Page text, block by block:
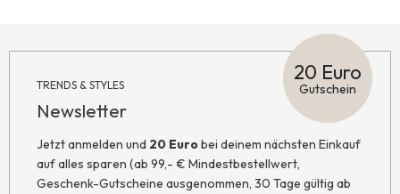
TRENDS & STYLES
Newsletter
20 Euro
Gutschein
Jetzt anmelden und 20 Eurobei deinem nächsten Einkauf
auf alles sparen (ab 99,- € Mindestbestellwert,
Geschenk-Gutscheine ausgenommen, 30 Tage gültig ab